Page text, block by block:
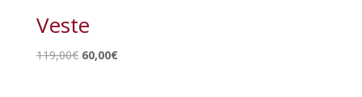
Veste
119,00€ Le
60,00€Le